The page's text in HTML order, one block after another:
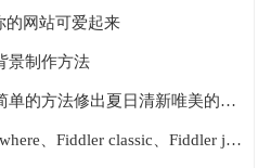
的网站可爱起来
景制作方法
方法修出夏日清新唯美的人像作品
、Fiddler jam、FiddlerCap、FiddlerCore的区别